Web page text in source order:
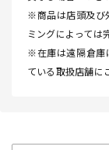
※商品は店頭及び
ミングによっては
※在庫は遠隔倉庫
ている取扱店舗に